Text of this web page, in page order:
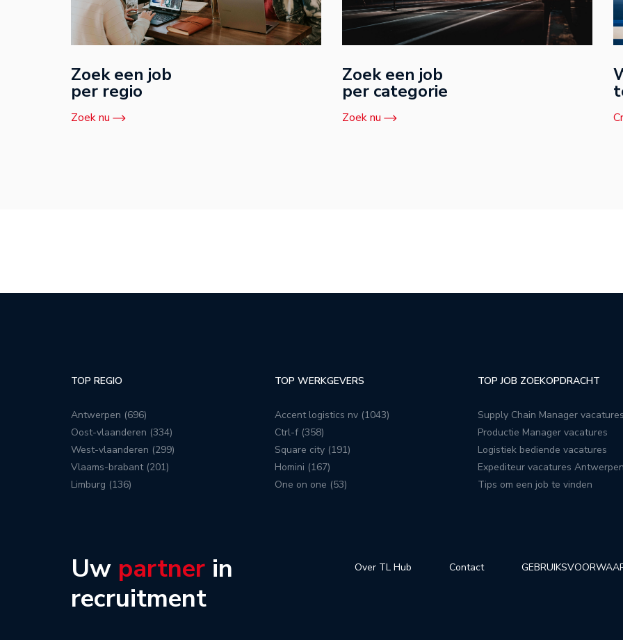
Zoek een job
per regio
Zoek nu
Zoek een job
per categorie
Zoek nu
TOP REGIO
Antwerpen (696)
Oost-vlaanderen (334)
West-vlaanderen (299)
Vlaams-brabant (201)
Limburg (136)
TOP WERKGEVERS
Accent logistics nv (1043)
Ctrl-f (358)
Square city (191)
Homini (167)
One on one (53)
TOP JOB ZOEKOPDRACHT
Supply Chain Manager vacatures
Productie Manager vacatures
Logistiek bediende vacatures
Expediteur vacatures Antwerpen
Tips om een job te vinden
Over TL Hub Contact
Uw partner in
recruitment